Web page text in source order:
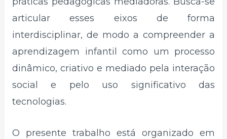
articular esses eixos de forma
interdisciplinar, de modo a compreender a
aprendizagem infantil como um processo
dinâmico, criativo e mediado pela interação
social e pelo uso significativo das
tecnologias.
O presente trabalho está organizado em